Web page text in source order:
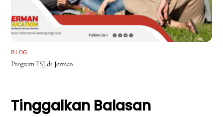
BLOG
Program FSJ di Jerman
Tinggalkan Balasan